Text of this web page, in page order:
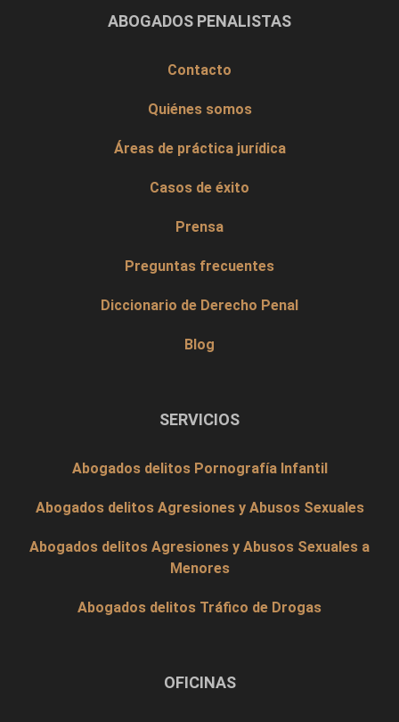
ABOGADOS PENALISTAS
Contacto
Quiénes somos
Áreas de práctica jurídica
Casos de éxito
Prensa
Preguntas frecuentes
Diccionario de Derecho Penal
Blog
SERVICIOS
Abogados delitos Pornografía Infantil
Abogados delitos Agresiones y Abusos Sexuales
Abogados delitos Agresiones y Abusos Sexuales a
Menores
Abogados delitos Tráfico de Drogas
OFICINAS